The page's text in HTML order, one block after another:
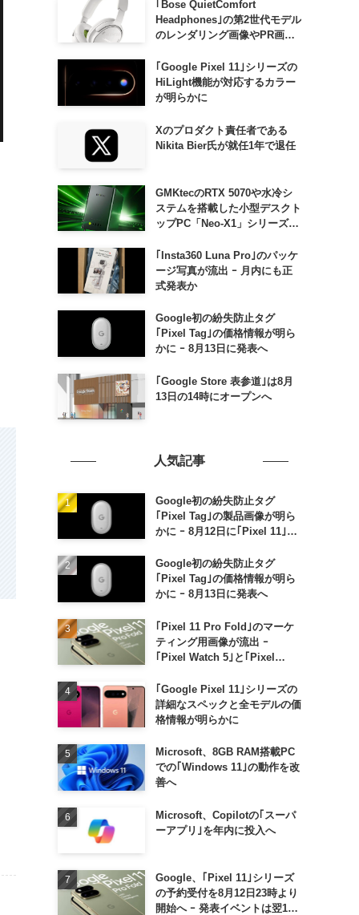
｢Bose QuietComfort
Headphones｣の第2世代モデル
のレンダリング画像やPR画像
｢Google Pixel 11｣シリーズの
HiLight機能が対応するカラー
が明らかに
Xのプロダクト責任者である
Nikita Bier氏が就任1年で退任
GMKtecのRTX 5070や水冷シ
ステムを搭載した小型デスクト
ップPC「Neo-X1」シリーズ、
｢Insta360 Luna Pro｣のパッケ
ージ写真が流出 ｰ 月内にも正
式発表か
Google初の紛失防止タグ
｢Pixel Tag｣の価格情報が明ら
かに ｰ 8月13日に発表へ
｢Google Store 表参道｣は8月
13日の14時にオープンへ
人気記事
Google初の紛失防止タグ
｢Pixel Tag｣の製品画像が明ら
かに ｰ 8月12日に｢Pixel 11｣な
Google初の紛失防止タグ
｢Pixel Tag｣の価格情報が明ら
かに ｰ 8月13日に発表へ
｢Pixel 11 Pro Fold｣のマーケ
ティング用画像が流出 ｰ
｢Pixel Watch 5｣と｢Pixel
も｢Google Pixel 11｣シリーズの
詳細なスペックと全モデルの価
格情報が明らかに
Microsoft、8GB RAM搭載PC
での｢Windows 11｣の動作を改
善へ
Microsoft、Copilotの｢スーパ
ーアプリ｣を年内に投入へ
Google、｢Pixel 11｣シリーズ
の予約受付を8月12日23時より
開始へ ｰ 発表イベントは翌13